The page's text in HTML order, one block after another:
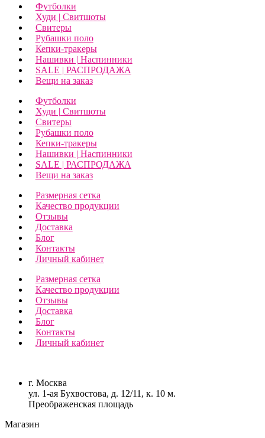
Футболки
Худи | Свитшоты
Свитеры
Рубашки поло
Кепки-тракеры
Нашивки | Наспинники
SALE | РАСПРОДАЖА
Вещи на заказ
Футболки
Худи | Свитшоты
Свитеры
Рубашки поло
Кепки-тракеры
Нашивки | Наспинники
SALE | РАСПРОДАЖА
Вещи на заказ
Размерная сетка
Качество продукции
Отзывы
Доставка
Блог
Контакты
Личный кабинет
Размерная сетка
Качество продукции
Отзывы
Доставка
Блог
Контакты
Личный кабинет
г. Москва
ул. 1-ая Бухвостова, д. 12/11, к. 10 м.
Преображенская площадь
Магазин